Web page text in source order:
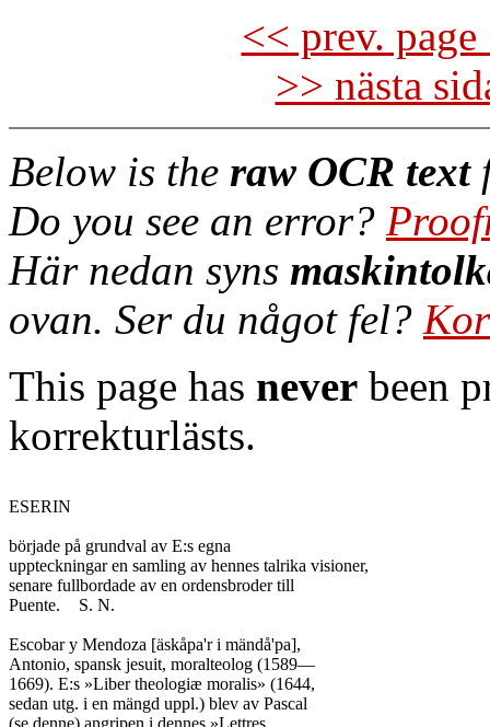
<< prev.
>> nästa
Below is the raw OCR text
Do you see an error?
Här nedan syns
ovan. Ser du något fel?
This page has never been
korrekturlästs.
ESERIN
började på grundval av E:s egna
uppteckningar en samling av hennes talrika visioner,
senare fullbordade av en ordensbroder till
Puente.	S. N.
Escobar y Mendoza [äskåpa'r i mändå'pa],
Antonio, spansk jesuit, moralteolog (1589—
1669). E:s »Liber theologiæ moralis» (1644,
sedan utg. i en mängd uppl.) blev av Pascal
(se denne) angripen i dennes »Lettres